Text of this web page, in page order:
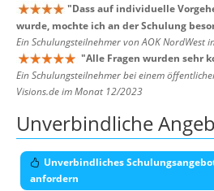
"Dass auf individuelle
wurde, mochte ich an der Schulung
Ein Schulungsteilnehmer von AOK NordWest
"Alle Fragen wurden sehr
Ein Schulungsteilnehmer bei einem
Visions.de im Monat 12/2023
Unverbindliche
Unverbindliches
anfordern